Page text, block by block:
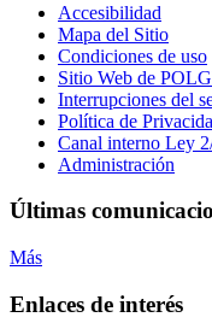
Accesibilidad
Mapa del Sitio
Condiciones de uso
Sitio Web de
Interrupciones del
Política de
Canal interno Ley
Administración
Últimas
Más
Enlaces de interés